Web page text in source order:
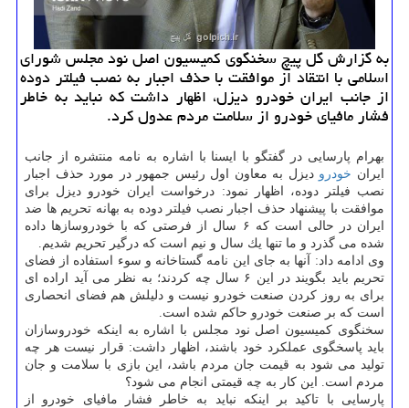
به گزارش گل پیچ سخنگوی كمیسیون اصل نود مجلس شورای
اسلامی با انتقاد از موافقت با حذف اجبار به نصب فیلتر دوده
از جانب ایران خودرو دیزل، اظهار داشت كه نباید به خاطر
فشار مافیای خودرو از سلامت مردم عدول كرد.
بهرام پارسایی در گفتگو با ایسنا با اشاره به نامه منتشره از جانب
ایران خودرو دیزل به معاون اول رئیس جمهور در مورد حذف اجبار
نصب فیلتر دوده، اظهار نمود: درخواست ایران خودرو دیزل برای
موافقت با پیشنهاد حذف اجبار نصب فیلتر دوده به بهانه تحریم ها ضد
ایران در حالی است كه ۶ سال از فرصتی كه با خودروسازها داده
شده می گذرد و ما تنها یك سال و نیم است كه درگیر تحریم شدیم.
وی ادامه داد: آنها به جای این نامه گستاخانه و سوء استفاده از فضای
تحریم باید بگویند در این ۶ سال چه كردند؛ به نظر می آید اراده ای
برای به روز كردن صنعت خودرو نیست و دلیلش هم فضای انحصاری
است كه بر صنعت خودرو حاكم شده است.
سخنگوی كمیسیون اصل نود مجلس با اشاره به اینكه خودروسازان
باید پاسخگوی عملكرد خود باشند، اظهار داشت: قرار نیست هر چه
تولید می شود به قیمت جان مردم باشد، این بازی با سلامت و جان
مردم است. این كار به چه قیمتی انجام می شود؟
پارسایی با تاكید بر اینكه نباید به خاطر فشار مافیای خودرو از